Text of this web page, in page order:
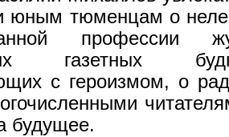
юным тюменцам о
профессии
газетных
с героизмом, о
будущее.